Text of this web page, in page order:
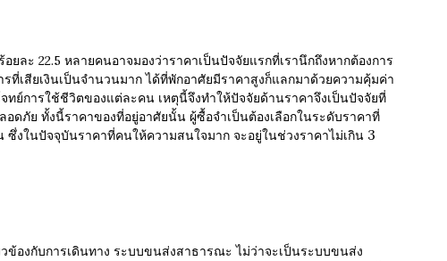
ยละ 22.5 หลายคนอาจมองว่าราคาเป็นปัจจัยแรกที่เรานึกถึงหากต้องการ
ที่เสียเงินเป็นจำนวนมาก ได้ที่พักอาศัยมีราคาสูงก็แลกมาด้วยความคุ้มค่า
ทย์การใช้ชีวิตของแต่ละคน เหตุนี้จึงทำให้ปัจจัยด้านราคาจึงเป็นปัจจัยที่
ดภัย ทั้งนี้ราคาของที่อยู่อาศัยนั้น ผู้ซื้อจำเป็นต้องเลือกในระดับราคาที่
งในปัจจุบันราคาที่คนให้ความสนใจมาก จะอยู่ในช่วงราคาไม่เกิน 3
ข้องกับการเดินทาง ระบบขนส่งสาธารณะ ไม่ว่าจะเป็นระบบขนส่ง